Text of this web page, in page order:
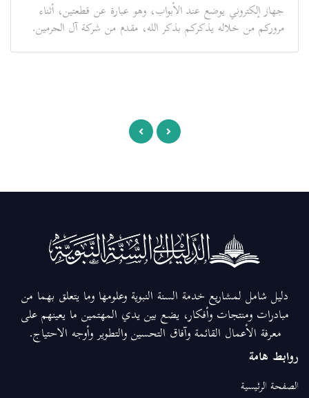
جهاز إلكتروني يوضع عند الأبواب، وهو عبارة عن قطعتين، أثناء
مروركم من خلاله يذكركم بذكر الله، مقدم من شركة آل الحرمين.
دليل شامل لمشاريع خدمة السنة النبوية وعلومها وما يتعلق بهما من
مبادرات ومنتجات وأفكار، يضع بين يدي المهتمين ما يعينهم على
معرفة الأعمال القائمة وآفاق التحسين والتطوير وأوجه الاحتياج.
روابط هامة
الصفحة الرئيسية